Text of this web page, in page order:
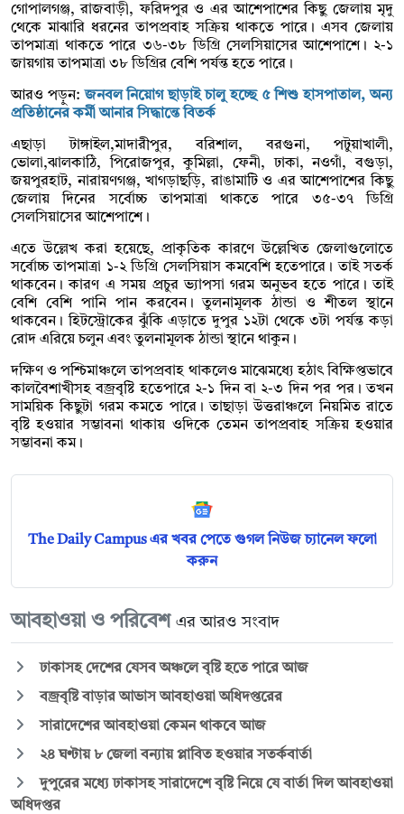
গোপালগঞ্জ, রাজবাড়ী, ফরিদপুর ও এর আশেপাশের কিছু জেলায় মৃদু
থেকে মাঝারি ধরনের তাপপ্রবাহ সক্রিয় থাকতে পারে। এসব জেলায়
তাপমাত্রা থাকতে পারে ৩৬-৩৮ ডিগ্রি সেলসিয়াসের আশেপাশে। ২-১
জায়গায় তাপমাত্রা ৩৮ ডিগ্রির বেশি পর্যন্ত হতে পারে।
আরও পড়ুন:জনবল নিয়োগ ছাড়াই চালু হচ্ছে ৫ শিশু হাসপাতাল, অন্য
প্রতিষ্ঠানের কর্মী আনার সিদ্ধান্তে বিতর্ক
এছাড়া টাঙ্গাইল,মাদারীপুর, বরিশাল, বরগুনা, পটুয়াখালী,
ভোলা,ঝালকাঠি, পিরোজপুর, কুমিল্লা, ফেনী, ঢাকা, নওগাঁ, বগুড়া,
জয়পুরহাট, নারায়ণগঞ্জ, খাগড়াছড়ি, রাঙামাটি ও এর আশেপাশের কিছু
জেলায় দিনের সর্বোচ্চ তাপমাত্রা থাকতে পারে ৩৫-৩৭ ডিগ্রি
সেলসিয়াসের আশেপাশে।
এতে উল্লেখ করা হয়েছে, প্রাকৃতিক কারণে উল্লেখিত জেলাগুলোতে
সর্বোচ্চ তাপমাত্রা ১-২ ডিগ্রি সেলসিয়াস কমবেশি হতেপারে। তাই সতর্ক
থাকবেন। কারণ এ সময় প্রচুর ভ্যাপসা গরম অনুভব হতে পারে। তাই
বেশি বেশি পানি পান করবেন। তুলনামূলক ঠান্ডা ও শীতল স্থানে
থাকবেন। হিটস্ট্রোকের ঝুঁকি এড়াতে দুপুর ১২টা থেকে ৩টা পর্যন্ত কড়া
রোদ এরিয়ে চলুন এবং তুলনামূলক ঠান্ডা স্থানে থাকুন।
দক্ষিণ ও পশ্চিমাঞ্চলে তাপপ্রবাহ থাকলেও মাঝেমধ্যে হঠাৎ বিক্ষিপ্তভাবে
কালবৈশাখীসহ বজ্রবৃষ্টি হতেপারে ২-১ দিন বা ২-৩ দিন পর পর। তখন
সাময়িক কিছুটা গরম কমতে পারে। তাছাড়া উত্তরাঞ্চলে নিয়মিত রাতে
বৃষ্টি হওয়ার সম্ভাবনা থাকায় ওদিকে তেমন তাপপ্রবাহ সক্রিয় হওয়ার
সম্ভাবনা কম।
The Daily Campus এর খবর পেতে গুগল নিউজ চ্যানেল ফলো
করুন
আবহাওয়া ও পরিবেশ এর আরও সংবাদ
ঢাকাসহ দেশের যেসব অঞ্চলে বৃষ্টি হতে পারে আজ
বজ্রবৃষ্টি বাড়ার আভাস আবহাওয়া অধিদপ্তরের
সারাদেশের আবহাওয়া কেমন থাকবে আজ
২৪ ঘণ্টায় ৮ জেলা বন্যায় প্লাবিত হওয়ার সতর্কবার্তা
দুপুরের মধ্যে ঢাকাসহ সারাদেশে বৃষ্টি নিয়ে যে বার্তা দিল আবহাওয়া
অধিদপ্তর